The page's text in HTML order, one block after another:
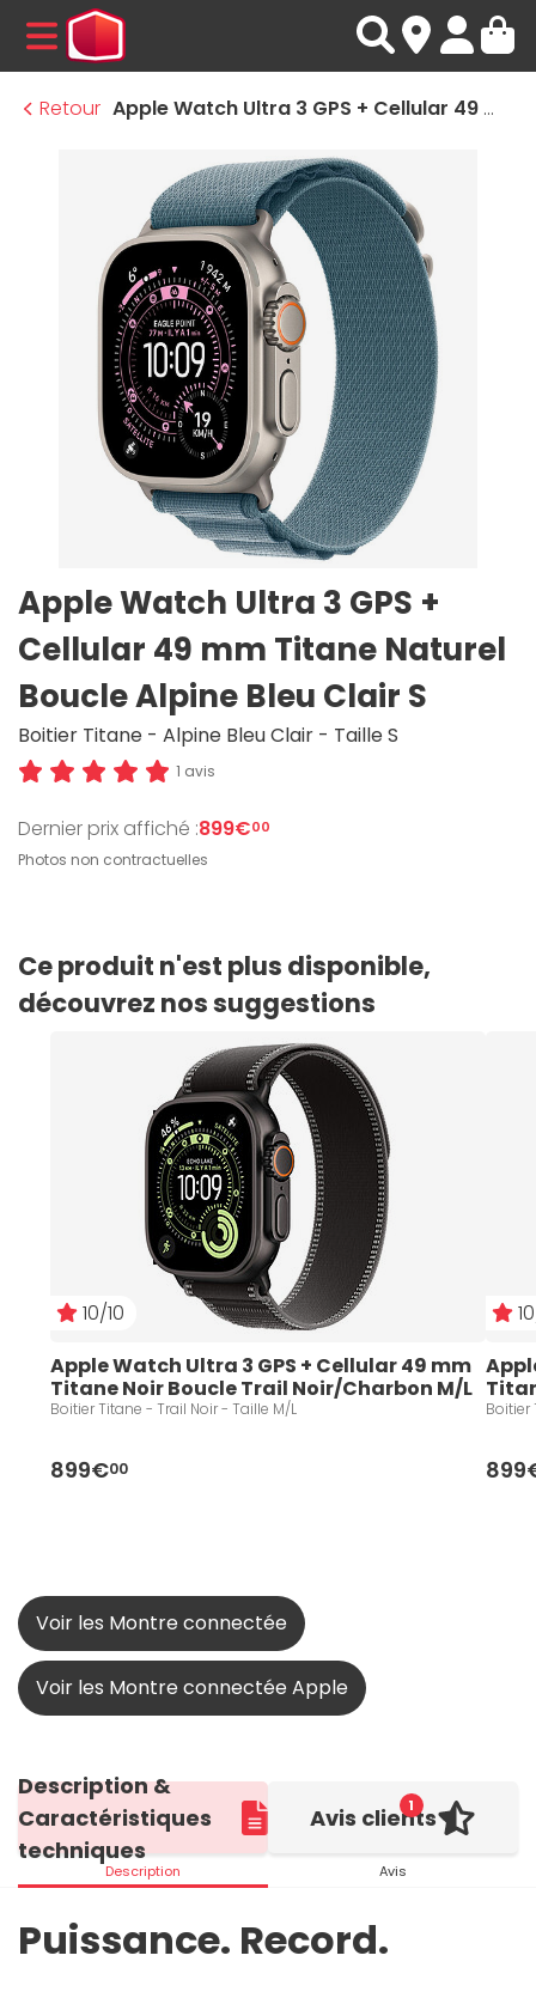
MENU
Retour
Apple Watch Ultra 3 GPS + Cellular 49 mm Titane Naturel Boucle Alpine Bleu Clair S
Apple Watch Ultra 3 GPS +
Cellular 49 mm Titane Naturel
Boucle Alpine Bleu Clair S
Boitier Titane - Alpine Bleu Clair - Taille S
1 avis
Dernier prix affiché :899€00
Photos non contractuelles
Ce produit n'est plus disponible,
découvrez nos suggestions
10/10
Apple Watch Ultra 3 GPS + Cellular 49 mm
Titane Noir Boucle Trail Noir/Charbon M/L
Boitier Titane - Trail Noir - Taille M/L
899€00
Voir les Montre connectée
Voir les Montre connectée Apple
Description &
Caractéristiques
techniques
Description
1
Avis clients
Avis
Puissance. Record.